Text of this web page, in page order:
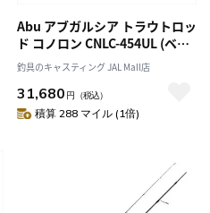
Abu アブガルシア トラウトロッ
ド コノロン CNLC-454UL (ベイ
ト･4ピース)
釣具のキャスティング JAL Mall店
31,680 円 （税込）
積算 288 マイル (1倍)